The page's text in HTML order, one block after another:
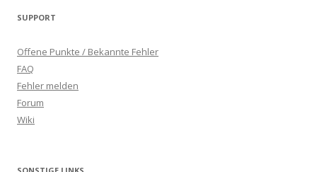
SUPPORT
Offene Punkte / Bekannte Fehler
FAQ
Fehler melden
Forum
Wiki